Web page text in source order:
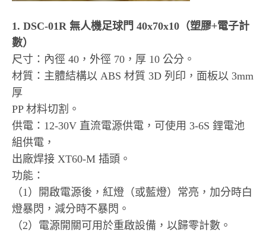
1. DSC-01R 無人機足球門 40x70x10（塑膠+電子計
數）
尺寸：內徑 40，外徑 70，厚 10 公分。
材質：主體結構以 ABS 材質 3D 列印，面板以 3mm
厚
PP 材料切割。
供電：12-30V 直流電源供電，可使用 3-6S 鋰電池
組供電，
出廠焊接 XT60-M 插頭。
功能：
（1）開啟電源後，紅燈（或藍燈）常亮，加分時白
燈暴閃，減分時不暴閃。
（2）電源開關可用於重啟設備，以歸零計數。